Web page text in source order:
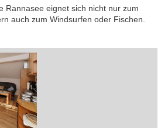
Rannasee eignet sich nicht nur zum
auch zum Windsurfen oder Fischen.